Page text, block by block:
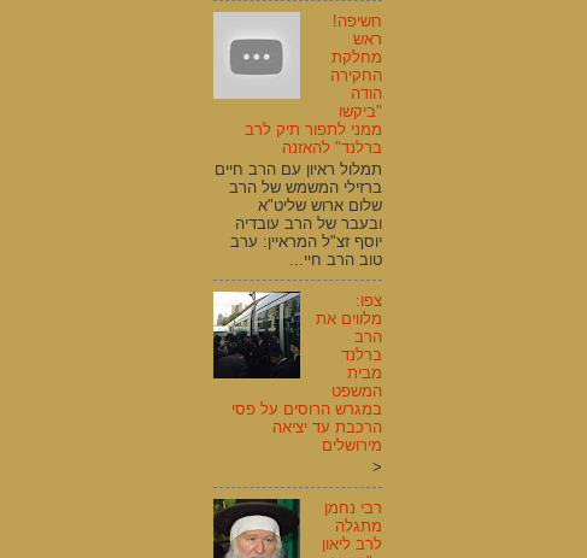
חשיפה!
ראש
מחלקת
החקירה
הודה
"ביקשו
ממני לתפור תיק לרב
ברלנד" להאזנה
תמלול ראיון עם הרב חיים
ברזילי המשמש של הרב
שלום ארוש שליט"א
ובעבר של הרב עובדיה
יוסף זצ"ל המראיין: ערב
טוב הרב חיי...
צפו:
מלווים את
הרב
ברלנד
מבית
המשפט
במגרש הרוסים על פסי
הרכבת עד יציאה
מירושלים
<
רבי נחמן
מתגלה
לרב ליאון